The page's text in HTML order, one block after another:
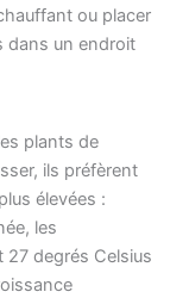
ou placer
dans un endroit
plants de
ils préfèrent
élevées :
les
27 degrés Celsius